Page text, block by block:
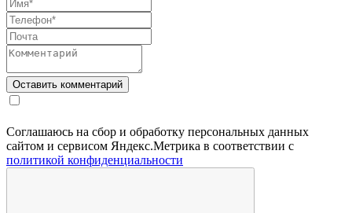
Соглашаюсь на сбор и обработку персональных данных
сайтом и сервисом Яндекс.Метрика в соответствии с
политикой конфиденциальности